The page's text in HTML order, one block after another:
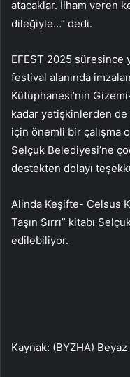
atacaklar. İlham veren
dileğiyle…” dedi.
EFEST 2025 süresince
festival alanında
Kütüphanesi’nin
kadar yetişkinlerden de
için önemli bir çalışma
Selçuk Belediyesi’ne
destekten dolayı
Alinda Keşifte- Celsus
Taşın Sırrı” kitabı
edilebiliyor.
Kaynak: (BYZHA) Beyaz